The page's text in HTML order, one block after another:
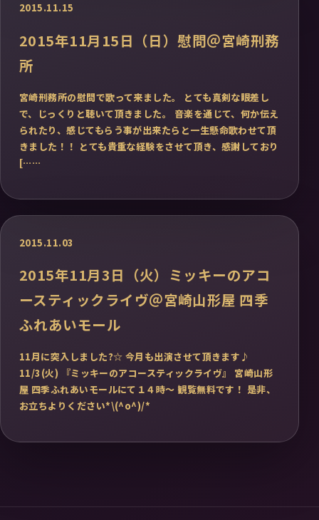
2015.11.15
2015年11月15日（日）慰問＠宮崎刑務
所
宮崎刑務所の慰問で歌って来ました。 とても真剣な眼差し
で、じっくりと聴いて頂きました。 音楽を通じて、何か伝え
られたり、感じてもらう事が出来たらと一生懸命歌わせて頂
きました！！ とても貴重な経験をさせて頂き、感謝しており
[……
2015.11.03
2015年11月3日（火）ミッキーのアコ
ースティックライヴ＠宮崎山形屋 四季
ふれあいモール
11月に突入しました?☆ 今月も出演させて頂きます♪
11/3(火) 『ミッキーのアコースティックライヴ』 宮崎山形
屋 四季ふれあいモールにて１４時〜 観覧無料です！ 是非、
お立ちよりください*\(^o^)/*